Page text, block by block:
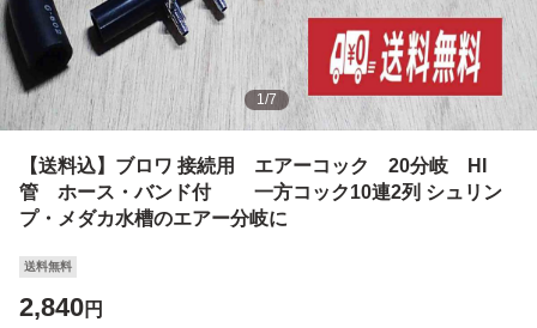
1/7
【送料込】ブロワ 接続用 エアーコック 20分岐 HI
管 ホース・バンド付 一方コック10連2列 シュリン
プ・メダカ水槽のエアー分岐に
送料無料
2,840円